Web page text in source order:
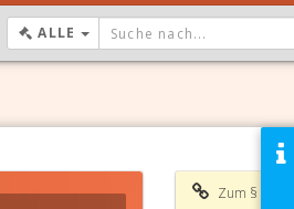
ALLE DROPDOWN: GEWÄHLTER
Zum § 990